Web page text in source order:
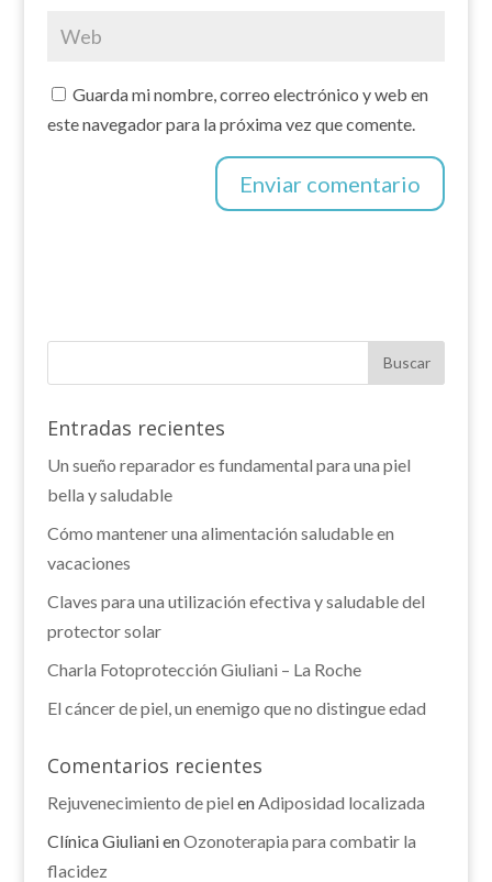
Guarda mi nombre, correo electrónico y web en
este navegador para la próxima vez que comente.
Entradas recientes
Un sueño reparador es fundamental para una piel
bella y saludable
Cómo mantener una alimentación saludable en
vacaciones
Claves para una utilización efectiva y saludable del
protector solar
Charla Fotoprotección Giuliani – La Roche
El cáncer de piel, un enemigo que no distingue edad
Comentarios recientes
Rejuvenecimiento de piel enAdiposidad localizada
Clínica GiulianienOzonoterapia para combatir la
flacidez